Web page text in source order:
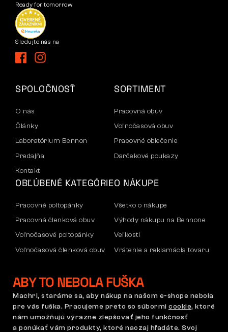
Ready for tomorrow
Sledujte nás na
SPOLOČNOSŤ
O nás
Články
Laboratórium Bennon
Predajňa
Kontakt
SORTIMENT
Pracovná obuv
Voľnočasová obuv
Pracovné oblečenie
Darčekové poukazy
OBĽÚBENÉ KATEGÓRIE
Pracovné poltopánky
Pracovná členková obuv
Voľnočasové poltopánky
Voľnočasová členková obuv
Mikiny
O NÁKUPE
Všetko o nákupe
Výhody nákupu na Bennone
Veľkosti
Vrátenie a reklamácia tovaru
Firemný účet
Reklamácia a záruka
ABY TO NEBOLA FUŠKA
Machri, staráme sa, aby nákup na našom e-shope nebola
pre vás fuška. Pracujeme preto so súbormi cookie, ktoré
nám umožňujú výrazne zlepšovať jeho funkčnosť
a ponúkať vám produkty, ktoré naozaj hľadáte. Svoj